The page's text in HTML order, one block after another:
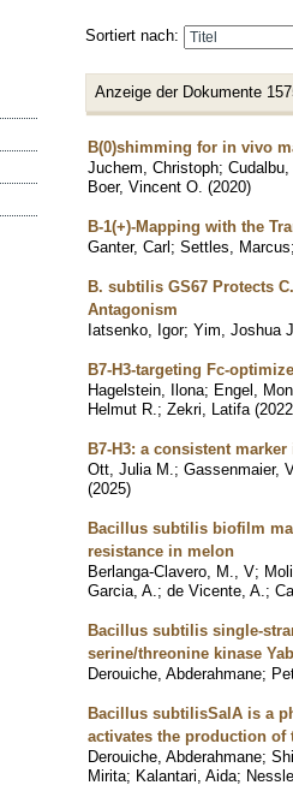
Sortiert nach:
Anzeige der Dokumente
B(0)shimming for in vivo
Juchem, Christoph;
Boer, Vincent O. (2020)
B-1(+)-Mapping with the
Ganter, Carl; Settles, Marcus
B. subtilis GS67 Protects
Antagonism
Iatsenko, Igor; Yim, Joshua
B7-H3-targeting Fc-
Hagelstein, Ilona; Engel,
Helmut R. ; Zekri, Latifa (2022
B7-H3: a consistent
Ott, Julia M. ; Gassenmaier,
(2025)
Bacillus subtilis biofilm
resistance in melon
Berlanga-Clavero, M., V;
Garcia, A. ; de Vicente, A. ;
Bacillus subtilis single-
serine/threonine kinase
Derouiche, Abderahmane;
Bacillus subtilisSalA is a
activates the production of
Derouiche, Abderahmane;
Mirita; Kalantari, Aida;